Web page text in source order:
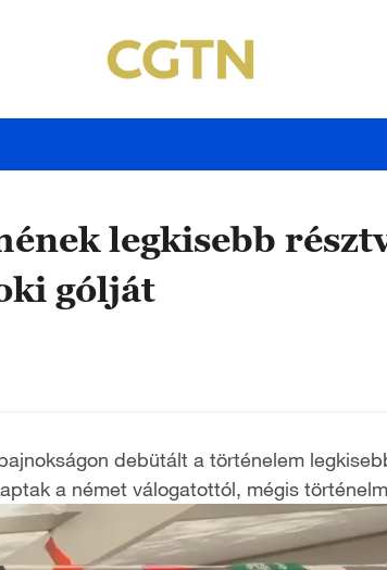
legkisebb
gólját
debütált a történelem
a német válogatottól, mégis